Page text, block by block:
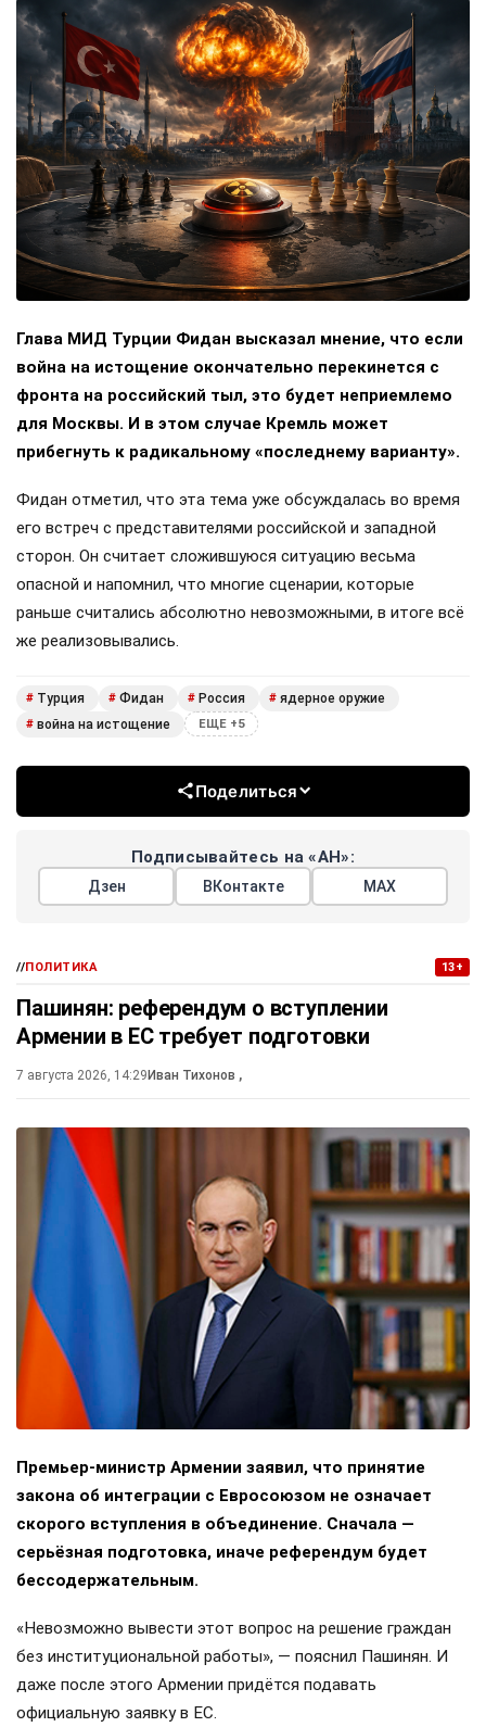
Глава МИД Турции Фидан высказал мнение, что если
война на истощение окончательно перекинется с
фронта на российский тыл, это будет неприемлемо
для Москвы. И в этом случае Кремль может
прибегнуть к радикальному «последнему варианту».
Фидан отметил, что эта тема уже обсуждалась во время
его встреч с представителями российской и западной
сторон. Он считает сложившуюся ситуацию весьма
опасной и напомнил, что многие сценарии, которые
раньше считались абсолютно невозможными, в итоге всё
же реализовывались.
# Турция # Фидан # Россия # ядерное оружие
# война на истощение ЕЩЕ +5
Поделиться
Подписывайтесь на «АН»:
Дзен ВКонтакте МАХ
//ПОЛИТИКА 13+
Пашинян: референдум о вступлении
Армении в ЕС требует подготовки
7 августа 2026, 14:29Иван Тихонов ,
Премьер-министр Армении заявил, что принятие
закона об интеграции с Евросоюзом не означает
скорого вступления в объединение. Сначала —
серьёзная подготовка, иначе референдум будет
бессодержательным.
«Невозможно вывести этот вопрос на решение граждан
без институциональной работы», — пояснил Пашинян. И
даже после этого Армении придётся подавать
официальную заявку в ЕС.